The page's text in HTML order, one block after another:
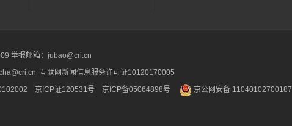
举报邮箱：jubao@cri.cn
互联网新闻信息服务许可证10120170005
京ICP证120531号 京ICP备05064898号 京公网安备